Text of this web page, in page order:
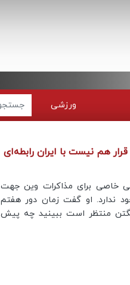
ورزشی
هم نیست با ایران رابطه‌ای
خاصی برای مذاکرات وین جهت
ندارد. او گفت زمان دور هفتم
منتظر است ببینید چه پیش